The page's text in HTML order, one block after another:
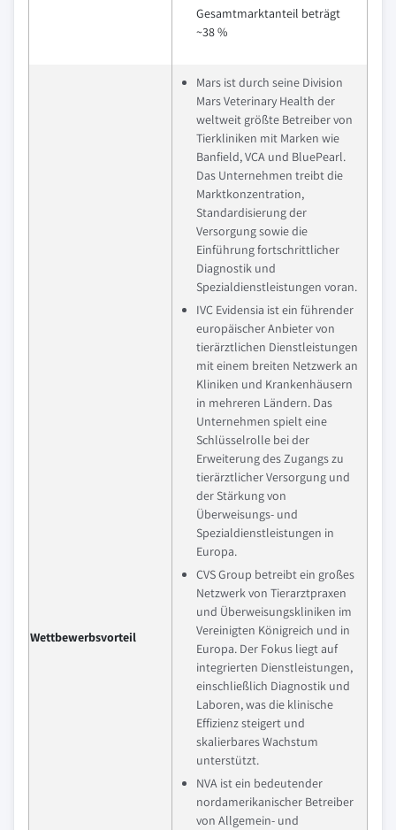
Gesamtmarktanteil beträgt
~38 %
Wettbewerbsvorteil
Mars ist durch seine Division
Mars Veterinary Health der
weltweit größte Betreiber von
Tierkliniken mit Marken wie
Banfield, VCA und BluePearl.
Das Unternehmen treibt die
Marktkonzentration,
Standardisierung der
Versorgung sowie die
Einführung fortschrittlicher
Diagnostik und
Spezialdienstleistungen voran.
IVC Evidensia ist ein führender
europäischer Anbieter von
tierärztlichen Dienstleistungen
mit einem breiten Netzwerk an
Kliniken und Krankenhäusern
in mehreren Ländern. Das
Unternehmen spielt eine
Schlüsselrolle bei der
Erweiterung des Zugangs zu
tierärztlicher Versorgung und
der Stärkung von
Überweisungs- und
Spezialdienstleistungen in
Europa.
CVS Group betreibt ein großes
Netzwerk von Tierarztpraxen
und Überweisungskliniken im
Vereinigten Königreich und in
Europa. Der Fokus liegt auf
integrierten Dienstleistungen,
einschließlich Diagnostik und
Laboren, was die klinische
Effizienz steigert und
skalierbares Wachstum
unterstützt.
NVA ist ein bedeutender
nordamerikanischer Betreiber
von Allgemein- und